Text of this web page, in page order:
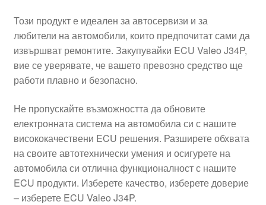
Правила и условия
Процедура за рекламации
Разгледайте
Транспорт
Този продукт е идеален за автосервизи и за
любители на автомобили, които предпочитат сами да
извършват ремонтите. Закупувайки ECU Valeo J34P,
вие се уверявате, че вашето превозно средство ще
работи плавно и безопасно.
Не пропускайте възможността да обновите
електронната система на автомобила си с нашите
висококачествени ECU решения. Разширете обхвата
на своите автотехнически умения и осигурете на
автомобила си отлична функционалност с нашите
ECU продукти. Изберете качество, изберете доверие
– изберете ECU Valeo J34P.